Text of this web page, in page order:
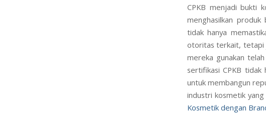
CPKB menjadi bukti
menghasilkan
tidak hanya
otoritas terkait, tetapi
mereka gunakan
sertifikasi CPKB
untuk membangun
industri kosmetik
Kosmetik dengan